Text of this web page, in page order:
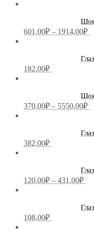
601,00₽ – 1914,00₽
182,00₽
370,00₽ – 5550,00₽
382,00₽
120,00₽ – 431,00₽
108,00₽